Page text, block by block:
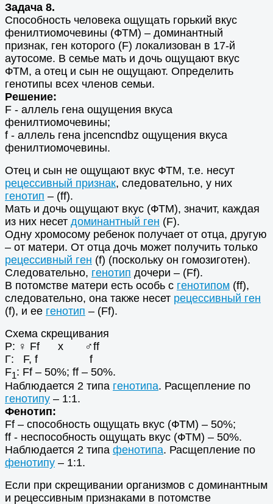
Задача 8.
Способность человека ощущать горький вкус
фенилтиомочевины (ФТМ) – доминантный
признак, ген которого (F) локализован в 17-й
аутосоме. В семье мать и дочь ощущают вкус
ФТМ, а отец и сын не ощущают. Определить
генотипы всех членов семьи.
Решение:
F - аллель гена ощущения вкуса
фенилтиомочевины;
f - аллель гена jncencndbz ощущения вкуса
фенилтиомочевины.
Отец и сын не ощущают вкус ФТМ, т.е. несут
рецессивный признак, следовательно, у них
генотип – (ff).
Мать и дочь ощущают вкус (ФТМ), значит, каждая
из них несет доминантный ген (F).
Одну хромосому ребенок получает от отца, другую
– от матери. От отца дочь может получить только
рецессивный ген (f) (поскольку он гомозиготен).
Следовательно, генотип дочери – (Ff).
В потомстве матери есть особь с генотипом (ff),
следовательно, она также несет рецессивный ген
(f), и ее генотип – (Ff).
Схема скрещивания
Р: ♀ Ff х ♂ff
Г: F, f f
F1: Ff – 50%; ff – 50%.
Наблюдается 2 типа генотипа. Расщепление по
генотипу – 1:1.
Фенотип:
Ff – способность ощущать вкус (ФТМ) – 50%;
ff - неспособность ощущать вкус (ФТМ) – 50%.
Наблюдается 2 типа фенотипа. Расщепление по
фенотипу – 1:1.
Если при скрещивании организмов с доминантным
и рецессивным признаками в потомстве